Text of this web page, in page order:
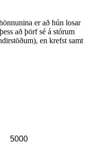
er að hún losar
að þörf sé á stórum
en krefst samt
5000